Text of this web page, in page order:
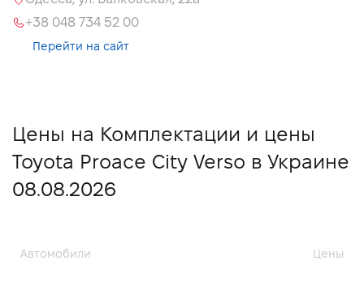
+38 048 734 52 00
Перейти на сайт
Цены на Комплектации и цены
Toyota Proace City Verso в Украине
08.08.2026
Автомобили Цены